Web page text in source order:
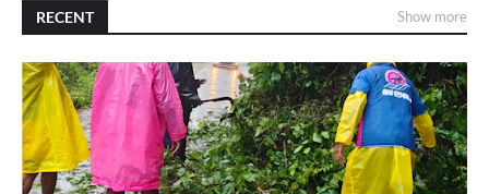
RECENT Show more